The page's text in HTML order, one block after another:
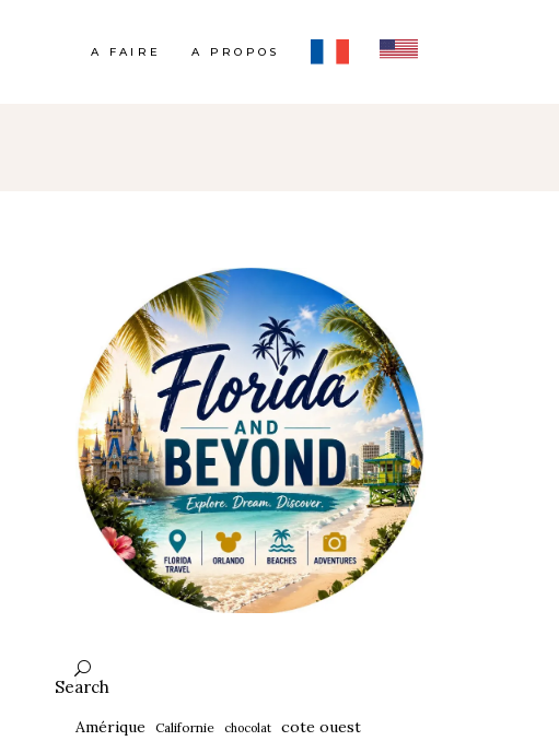
A FAIRE A PROPOS
Search
Amérique Californie chocolat cote ouest